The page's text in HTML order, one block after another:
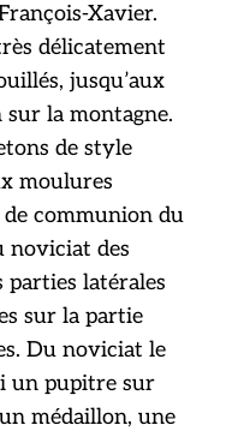
Xavier.
délicatement
jusqu’aux
sur la montagne.
de style
moulures
de communion du
noviciat des
parties latérales
sur la partie
Du noviciat le
un pupitre sur
médaillon, une